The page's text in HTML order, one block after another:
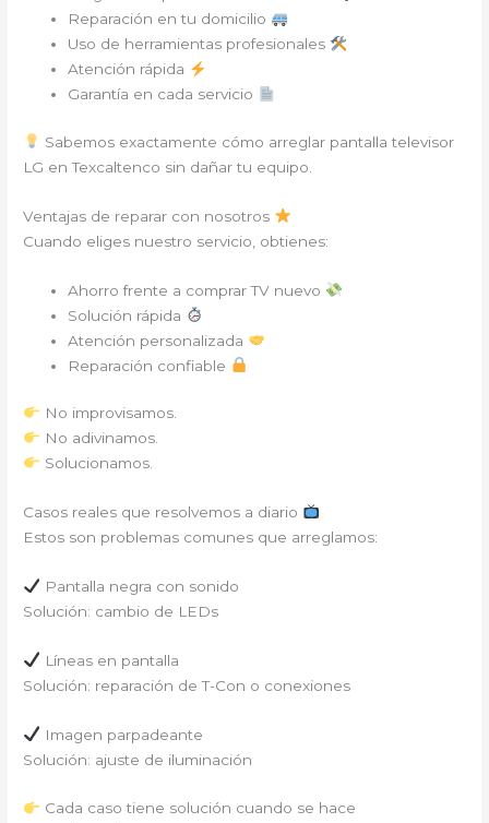
Reparación en tu domicilio
Uso de herramientas profesionales
Atención rápida
Garantía en cada servicio
Sabemos exactamente cómo arreglar pantalla televisor
LG en Texcaltenco sin dañar tu equipo.
Ventajas de reparar con nosotros
Cuando eliges nuestro servicio, obtienes:
Ahorro frente a comprar TV nuevo
Solución rápida
Atención personalizada
Reparación confiable
No improvisamos.
No adivinamos.
Solucionamos.
Casos reales que resolvemos a diario
Estos son problemas comunes que arreglamos:
Pantalla negra con sonido
Solución: cambio de LEDs
Líneas en pantalla
Solución: reparación de T-Con o conexiones
Imagen parpadeante
Solución: ajuste de iluminación
Cada caso tiene solución cuando se hace